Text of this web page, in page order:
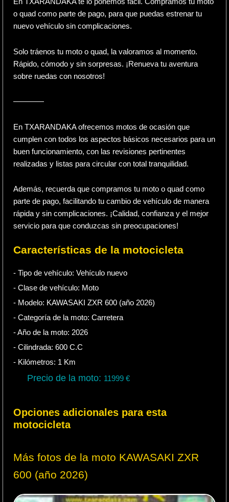
o quad como parte de pago, para que puedas estrenar tu
nuevo vehículo sin complicaciones.
Solo tráenos tu moto o quad, la valoramos al momento.
Rápido, cómodo y sin sorpresas. ¡Renueva tu aventura
sobre ruedas con nosotros!
————
En TXARANDAKA ofrecemos motos de ocasión que
cumplen con todos los aspectos básicos necesarios para un
buen funcionamiento, con las revisiones pertinentes
realizadas y listas para circular con total tranquilidad.
Además, recuerda que compramos tu moto o quad como
parte de pago, facilitando tu cambio de vehículo de manera
rápida y sin complicaciones. ¡Calidad, confianza y el mejor
servicio para que conduzcas sin preocupaciones!
Características de la motocicleta
- Tipo de vehículo: Vehículo nuevo
- Clase de vehículo: Moto
- Modelo: KAWASAKI ZXR 600 (año 2026)
- Categoría de la moto: Carretera
- Año de la moto: 2026
- Cilindrada: 600 C.C
- Kilómetros: 1 Km
Precio de la moto: 11999€
Opciones adicionales para esta
motocicleta
Más fotos de la moto KAWASAKI ZXR
600 (año 2026)